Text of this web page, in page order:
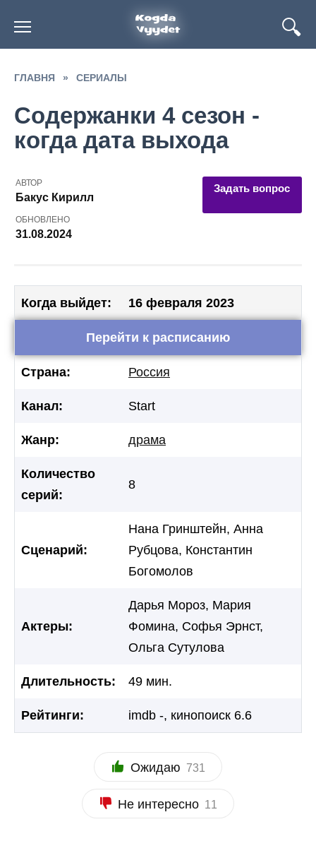
содержанию
ГЛАВНЯ » СЕРИАЛЫ
Содержанки 4 сезон -
когда дата выхода
АВТОР
Бакус Кирилл
Задать вопрос
ОБНОВЛЕНО
31.08.2024
Когда выйдет: 16 февраля 2023
Перейти к расписанию
Страна: Россия
Канал: Start
Жанр: драма
Количество
серий:
8
Сценарий:
Нана Гринштейн, Анна
Рубцова, Константин
Богомолов
Актеры:
Дарья Мороз, Мария
Фомина, Софья Эрнст,
Ольга Сутулова
Длительность: 49 мин.
Рейтинги: imdb -, кинопоиск 6.6
Ожидаю 731
Не интересно 11